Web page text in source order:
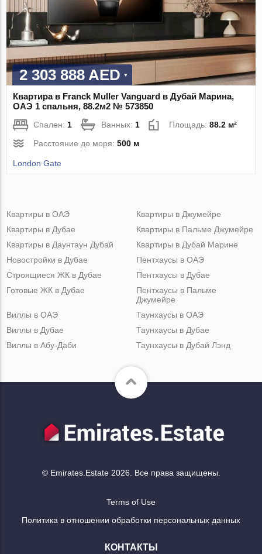
2 303 888 AED
Квартира в Franck Muller Vanguard в Дубай Марина,
ОАЭ 1 спальня, 88.2м2 № 573850
Спален: 1 Ванных: 1 Площадь:88.2 м²
Расстояние до моря:500 м
London Gate
Квартиры в ОАЭ
Квартиры в Дубае
Квартиры в Даунтаун Дубай
Квартиры в Джумейре
Квартиры в Пальме Джумейре
Квартиры в Дубай Марине
Новостройки в Дубае
Строящиеся ЖК в Дубае
Готовые ЖК в Дубае
Пентхаусы в ОАЭ
Пентхаусы в Дубае
Пентхаусы в Пальме
Джумейре
Виллы в ОАЭ
Виллы в Дубае
Виллы в Абу-Даби
Таунхаусы в ОАЭ
Таунхаусы в Дубае
Таунхаусы в Дубай Лэнд
© Emirates.Estate 2026. Все права защищены.
Terms of Use
Политика в отношении обработки персональных данных
КОНТАКТЫ